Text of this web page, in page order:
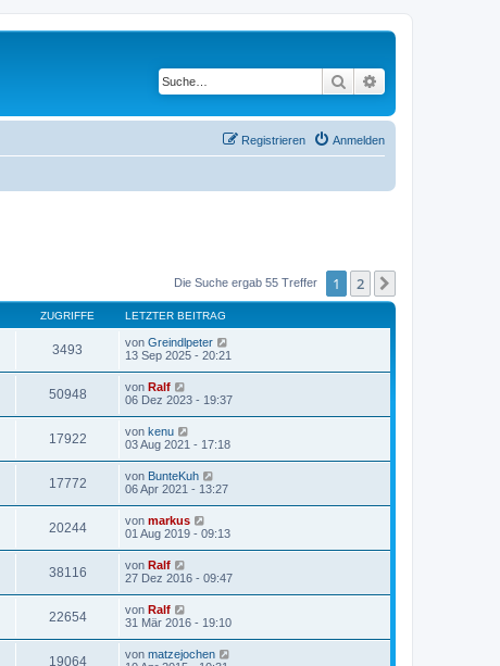
Suche
Anmelden
Registrieren
Die Suche ergab 55 Treffer 1 2
ZUGRIFFE LETZTER BEITRAG
3493 von Greindlpeter
13 Sep 2025 - 20:21
50948 von Ralf
06 Dez 2023 - 19:37
17922 von kenu
03 Aug 2021 - 17:18
17772 von BunteKuh
06 Apr 2021 - 13:27
20244 von markus
01 Aug 2019 - 09:13
38116 von Ralf
27 Dez 2016 - 09:47
22654 von Ralf
31 Mär 2016 - 19:10
19064 von matzejochen